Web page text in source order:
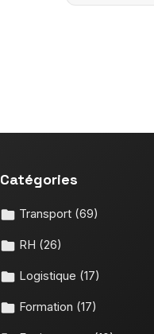
Catégories
Transport (69)
RH (26)
Logistique (17)
Formation (17)